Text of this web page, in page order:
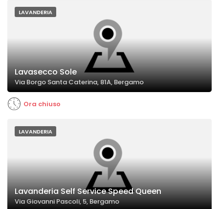
LAVANDERIA
Lavasecco Sole
Via Borgo Santa Caterina, 81A, Bergamo
Ora chiuso
LAVANDERIA
Lavanderia Self Service Speed Queen
Via Giovanni Pascoli, 5, Bergamo